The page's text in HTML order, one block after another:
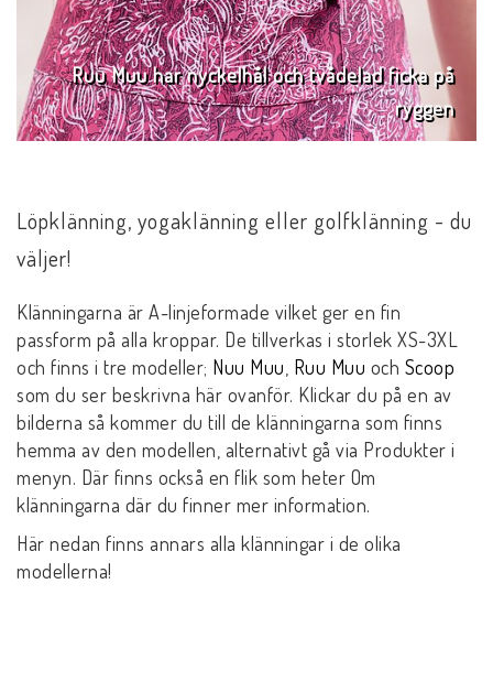
Ruu Muu har nyckelhål och tvådelad ficka på
ryggen
Löpklänning, yogaklänning eller golfklänning - du
väljer!
Klänningarna är A-linjeformade vilket ger en fin
passform på alla kroppar. De tillverkas i storlek XS-3XL
och finns i tre modeller; Nuu Muu Ruu Muu och Scoop
som du ser beskrivna här ovanför. Klickar du på en av
bilderna så kommer du till de klänningarna som finns
hemma av den modellen, alternativt gå via Produkter i
menyn. Där finns också en flik som heter Om
klänningarna där du finner mer information.
Här nedan finns annars alla klänningar i de olika
modellerna!